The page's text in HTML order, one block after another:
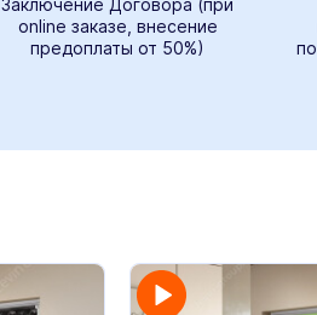
Заключение Договора (при
online заказе, внесение
предоплаты от 50%)